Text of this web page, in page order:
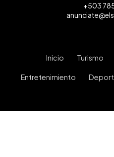
+503
Inicio Turismo
Entretenimiento